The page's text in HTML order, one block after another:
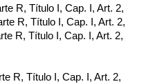
R, Título I, Cap. I, Art. 2,
R, Título I, Cap. I, Art. 2,
R, Título I, Cap. I, Art. 2,
R, Título I, Cap. I, Art. 2,